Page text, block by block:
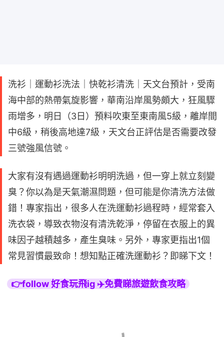
洗衫｜運動衫洗法｜快乾衫清洗｜天文台預計，受南
海中部的熱帶氣旋影響，華南沿岸風勢頗大，狂風驟
雨增多，明日（3日）預料吹東至東南風5級，離岸間
中6級，稍後高地達7級，天文台正評估是否需要改發
三號強風信號。
大家有沒有遇過運動衫明明洗過，但一穿上就立刻變
臭？你以為是天氣潮濕問題，但可能是你清洗方法做
錯！專家指出，很多人在洗運動衫過程時，經常套入
洗衣袋，導致衣物沒有清洗乾淨，停留在衣服上的異
味因子越積越多，產生臭味。另外，專家更指出1個
常見習慣最致命！想知點正確洗運動衫？即睇下文！
👉follow 好食玩飛ig ✈️免費睇旅遊飲食攻略